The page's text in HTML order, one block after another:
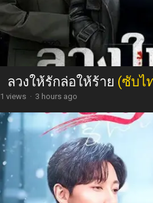
ลวงให้รักล่อให้ร้าย (ซับไ
1 views · 3 hours ago